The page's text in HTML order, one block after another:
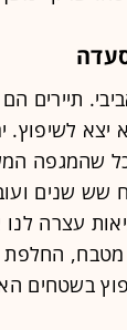
לאייקון תל אביבי.
לשיפוץ.
שהמגפה
שש שנים
עצרה
מטבח,
בשטחים